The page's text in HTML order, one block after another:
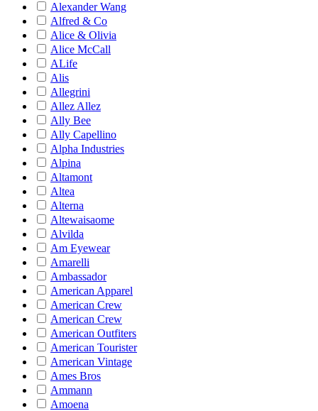
Alexander Wang
Alfred & Co
Alice & Olivia
Alice McCall
ALife
Alis
Allegrini
Allez Allez
Ally Bee
Ally Capellino
Alpha Industries
Alpina
Altamont
Altea
Alterna
Altewaisaome
Alvilda
Am Eyewear
Amarelli
Ambassador
American Apparel
American Crew
American Crew
American Outfiters
American Tourister
American Vintage
Ames Bros
Ammann
Amoena